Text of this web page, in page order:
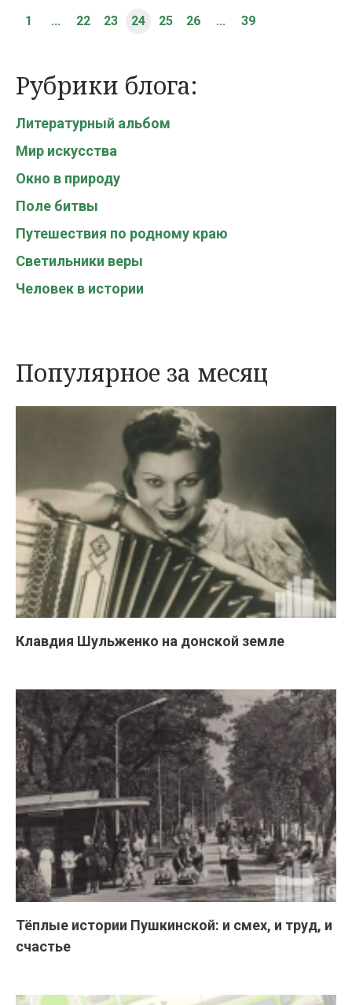
1 ... 22 23 24 25 26 ... 39
Рубрики блога:
Литературный альбом
Мир искусства
Окно в природу
Поле битвы
Путешествия по родному краю
Светильники веры
Человек в истории
Популярное за месяц
Клавдия Шульженко на донской земле
Тёплые истории Пушкинской: и смех, и труд, и
счастье